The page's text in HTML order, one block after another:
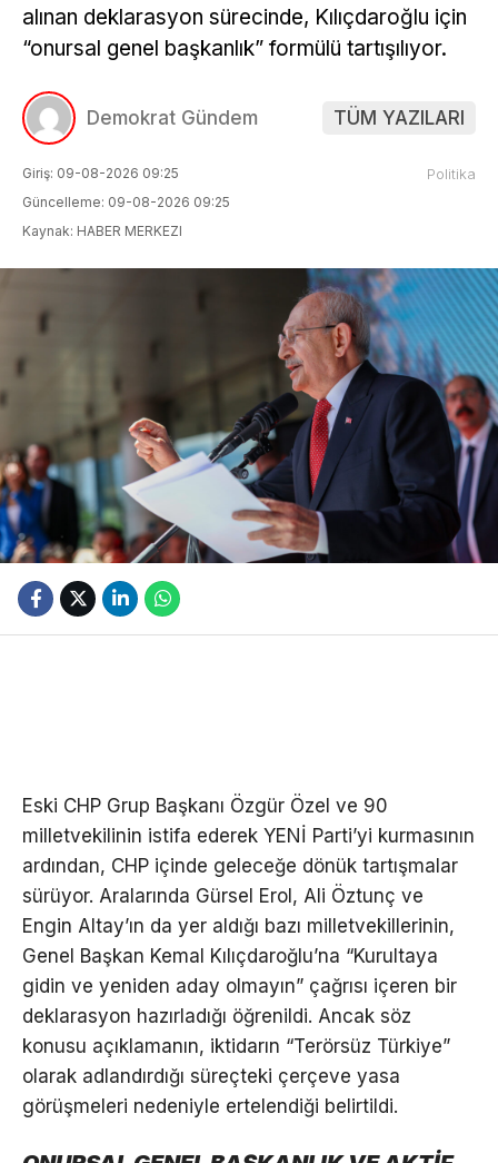
alınan deklarasyon sürecinde, Kılıçdaroğlu için
“onursal genel başkanlık” formülü tartışılıyor.
Demokrat Gündem TÜM YAZILARI
Giriş: 09-08-2026 09:25
Güncelleme: 09-08-2026 09:25
Kaynak: HABER MERKEZI
Politika
Eski CHP Grup Başkanı Özgür Özel ve 90
milletvekilinin istifa ederek YENİ Parti’yi kurmasının
ardından, CHP içinde geleceğe dönük tartışmalar
sürüyor. Aralarında Gürsel Erol, Ali Öztunç ve
Engin Altay’ın da yer aldığı bazı milletvekillerinin,
Genel Başkan Kemal Kılıçdaroğlu’na “Kurultaya
gidin ve yeniden aday olmayın” çağrısı içeren bir
deklarasyon hazırladığı öğrenildi. Ancak söz
konusu açıklamanın, iktidarın “Terörsüz Türkiye”
olarak adlandırdığı süreçteki çerçeve yasa
görüşmeleri nedeniyle ertelendiği belirtildi.